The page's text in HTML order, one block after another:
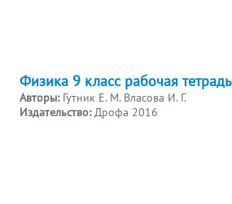
Физика 9 класс рабочая тетрадь
Авторы: Гутник Е. М. Власова И. Г.
Издательство:Дрофа 2016